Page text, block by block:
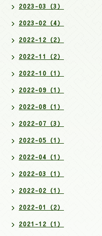
2023-03（3）
2023-02（4）
2022-12（2）
2022-11（2）
2022-10（1）
2022-09（1）
2022-08（1）
2022-07（3）
2022-05（1）
2022-04（1）
2022-03（1）
2022-02（1）
2022-01（2）
2021-12（1）